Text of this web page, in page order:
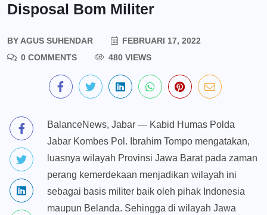
Disposal Bom Militer
BYAGUS SUHENDAR
FEBRUARI 17, 2022
0 COMMENTS
480 VIEWS
BalanceNews, Jabar — Kabid Humas Polda
Jabar Kombes Pol. Ibrahim Tompo mengatakan,
luasnya wilayah Provinsi Jawa Barat pada zaman
perang kemerdekaan menjadikan wilayah ini
sebagai basis militer baik oleh pihak Indonesia
maupun Belanda. Sehingga di wilayah Jawa